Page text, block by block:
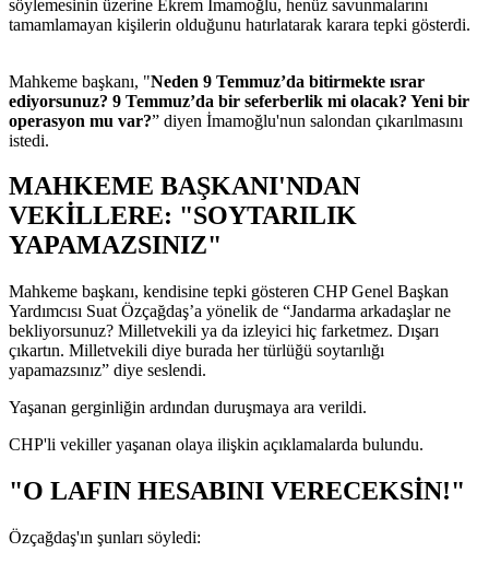
söylemesinin üzerine Ekrem İmamoğlu, henüz savunmalarını
tamamlamayan kişilerin olduğunu hatırlatarak karara tepki gösterdi.
Mahkeme başkanı, "Neden 9 Temmuz’da bitirmekte ısrar
ediyorsunuz? 9 Temmuz’da bir seferberlik mi olacak? Yeni bir
operasyon mu var?” diyen İmamoğlu'nun salondan çıkarılmasını
istedi.
MAHKEME BAŞKANI'NDAN
VEKİLLERE: "SOYTARILIK
YAPAMAZSINIZ"
Mahkeme başkanı, kendisine tepki gösteren CHP Genel Başkan
Yardımcısı Suat Özçağdaş’a yönelik de “Jandarma arkadaşlar ne
bekliyorsunuz? Milletvekili ya da izleyici hiç farketmez. Dışarı
çıkartın. Milletvekili diye burada her türlüğü soytarılığı
yapamazsınız” diye seslendi.
Yaşanan gerginliğin ardından duruşmaya ara verildi.
CHP'li vekiller yaşanan olaya ilişkin açıklamalarda bulundu.
"O LAFIN HESABINI VERECEKSİN!"
Özçağdaş'ın şunları söyledi: